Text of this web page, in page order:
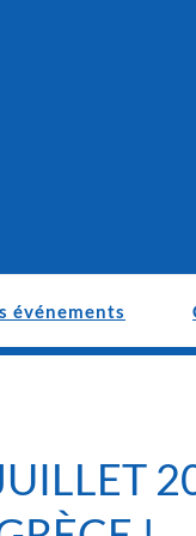
événements